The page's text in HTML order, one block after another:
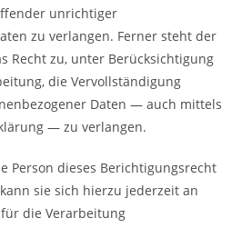
unrichtiger
zu verlangen. Ferner steht der
Recht zu, unter Berücksichtigung
die Vervollständigung
Daten — auch mittels
— zu verlangen.
Person dieses Berichtigungsrecht
sie sich hierzu jederzeit an
die Verarbeitung